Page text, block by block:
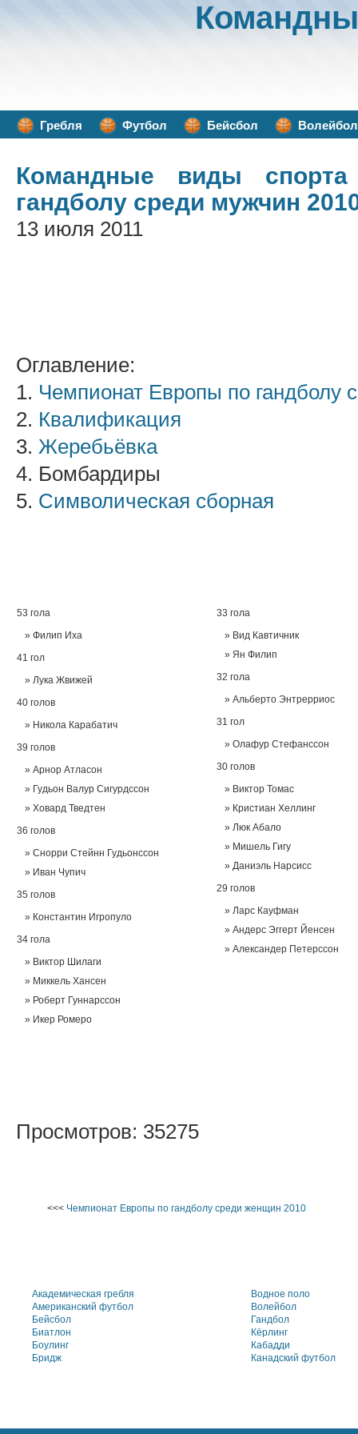
Гребля Футбол Бейсбол Волейбол
Командные виды спорта
гандболу среди мужчин
13 июля 2011
Оглавление:
1. Чемпионат Европы по гандболу
2. Квалификация
3. Жеребьёвка
4. Бомбардиры
5. Символическая сборная
53 гола
Филип Иха
41 гол
Лука Жвижей
40 голов
Никола Карабатич
39 голов
Арнор Атласон
Гудьон Валур Сигурдссон
Ховард Тведтен
36 голов
Снорри Стейнн Гудьонссон
Иван Чупич
35 голов
Константин Игропуло
34 гола
Виктор Шилаги
Миккель Хансен
Роберт Гуннарссон
Икер Ромеро
33 гола
Вид Кавтичник
Ян Филип
32 гола
Альберто Энтрерриос
31 гол
Олафур Стефанссон
30 голов
Виктор Томас
Кристиан Хеллинг
Люк Абало
Мишель Гигу
Даниэль Нарсисс
29 голов
Ларс Кауфман
Андерс Эггерт Йенсен
Александер Петерссон
Просмотров: 35275
<<< Чемпионат Европы по гандболу среди женщин 2010
Академическая гребля
Американский футбол
Бейсбол
Биатлон
Боулинг
Бридж
Водное поло
Волейбол
Гандбол
Кёрлинг
Кабадди
Канадский футбол